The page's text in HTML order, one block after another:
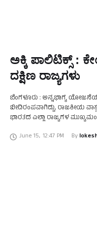
ಅಕ್ಕಿ ಪಾಲಿಟಿಕ್ಸ್ :
ದಕ್ಷಿಣ ರಾಜ್ಯಗಳು
ಬೆಂಗಳೂರು : ಅನ್ನಭಾಗ್ಯ
ಬೀದಿರಂಪವಾಗಿದ್ದು, ರಾಜಕೀಯ
ಭಾರತದ ಎಲ್ಲಾ ರಾಜ್ಯಗಳ
ತೆಲಂಗಾಣ, ಕೇರಳ ರಾಜ್ಯಗಳ …
June 15, 12:47 PM By